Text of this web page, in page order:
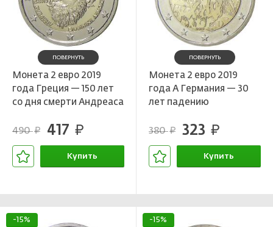
ПОВЕРНУТЬ
Монета 2 евро 2019
года Греция — 150 лет
со дня смерти Андреаса
490руб. 417 руб.
Купить
ПОВЕРНУТЬ
Монета 2 евро 2019
года A Германия — 30
лет падению
380руб. 323 руб.
Купить
-15% -15%